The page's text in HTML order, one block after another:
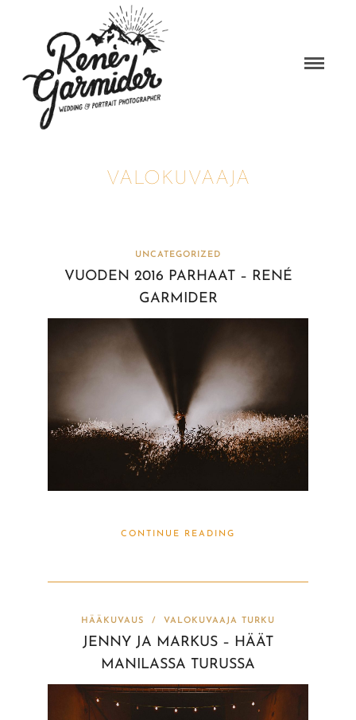
VALOKUVAAJA
UNCATEGORIZED
VUODEN 2016 PARHAAT – RENÉ
GARMIDER
CONTINUE READING
HÄÄKUVAUS / VALOKUVAAJA TURKU
JENNY JA MARKUS – HÄÄT
MANILASSA TURUSSA